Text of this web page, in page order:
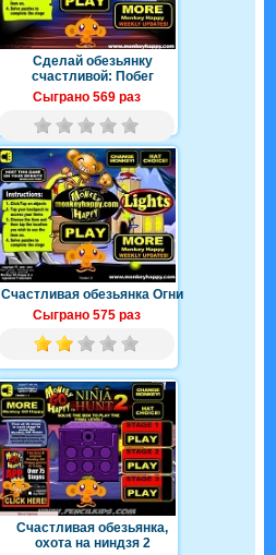
Сделай обезьянку
счастливой: Побег
Сыграно 569 раз
Счастливая обезьянка Огни
Сыграно 575 раз
Счастливая обезьянка,
охота на ниндзя 2